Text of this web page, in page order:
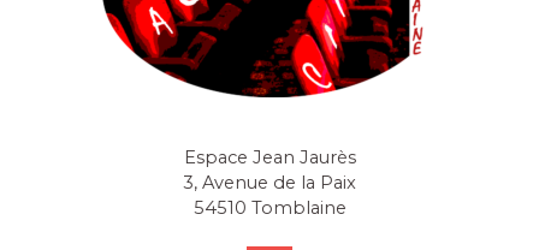
Espace Jean Jaurès
3, Avenue de la Paix
54510 Tomblaine